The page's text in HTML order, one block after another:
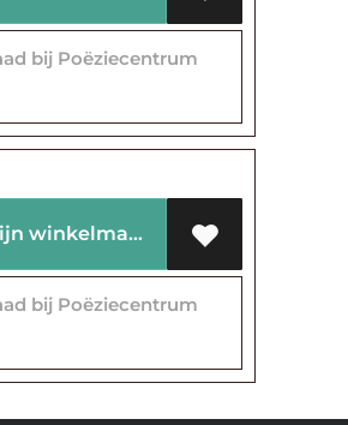
bij Poëziecentrum
Voeg toe aan mijn winkelmandje
bij Poëziecentrum